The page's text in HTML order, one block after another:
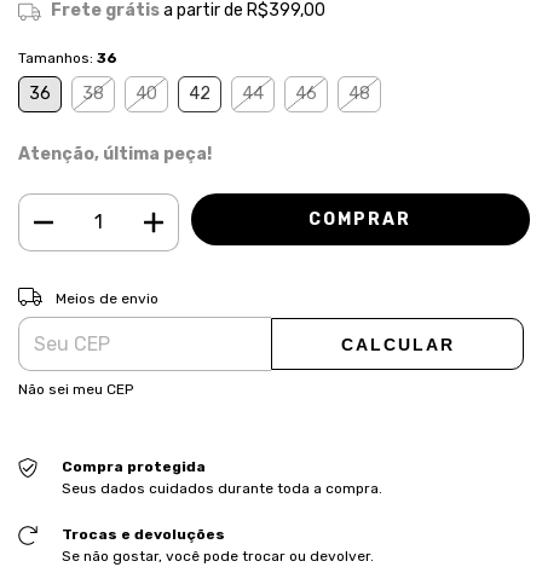
Frete grátisa partir de R$399,00
Tamanhos: 36
36 38 40 42 44 46 48
Atenção, última peça!
Entregas para o CEP:
Meios de envio
CALCULAR
Não sei meu CEP
Compra protegida
Seus dados cuidados durante toda a compra.
Trocas e devoluções
Se não gostar, você pode trocar ou devolver.